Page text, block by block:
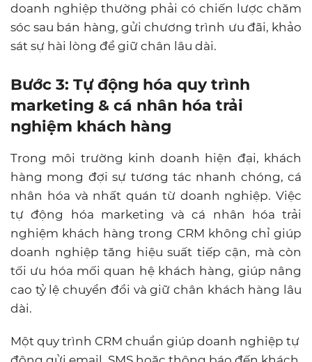
doanh nghiệp thường phải có chiến lược chăm
sóc sau bán hàng, gửi chương trình ưu đãi, khảo
sát sự hài lòng để giữ chân lâu dài.
Bước 3: Tự động hóa quy trình
marketing & cá nhân hóa trải
nghiệm khách hàng
Trong môi trường kinh doanh hiện đại, khách
hàng mong đợi sự tương tác nhanh chóng, cá
nhân hóa và nhất quán từ doanh nghiệp. Việc
tự động hóa marketing và cá nhân hóa trải
nghiệm khách hàng trong CRM không chỉ giúp
doanh nghiệp tăng hiệu suất tiếp cận, mà còn
tối ưu hóa mối quan hệ khách hàng, giúp nâng
cao tỷ lệ chuyển đổi và giữ chân khách hàng lâu
dài.
Một quy trình CRM chuẩn giúp doanh nghiệp tự